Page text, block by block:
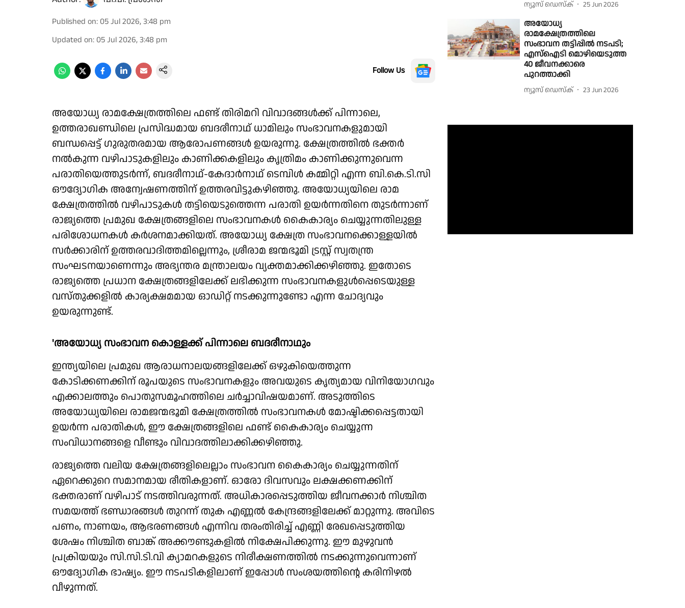
Published on: 05 Jul 2026, 3:48 pm
Updated on: 05 Jul 2026, 3:48 pm
Follow Us
അയോധ്യ രാമക്ഷേത്രത്തിലെ ഫണ്ട് തിരിമറി വിവാദങ്ങള്‍ക്ക് പിന്നാലെ,
ഉത്തരാഖണ്ഡിലെ പ്രസിദ്ധമായ ബദരീനാഥ് ധാമിലും സംഭാവനകളുമായി
ബന്ധപ്പെട്ട് ഗുരുതരമായ ആരോപണങ്ങള്‍ ഉയരുന്നു. ക്ഷേത്രത്തില്‍ ഭക്തര്‍
നല്‍കുന്ന വഴിപാടുകളിലും കാണിക്കകളിലും കൃത്രിമം കാണിക്കുന്നുവെന്ന
പരാതിയെത്തുടര്‍ന്ന്, ബദരീനാഥ്-കേദാര്‍നാഥ് ടെമ്പിള്‍ കമ്മിറ്റി എന്ന ബി.കെ.ടി.സി
ഔദ്യോഗിക അന്വേഷണത്തിന് ഉത്തരവിട്ടുകഴിഞ്ഞു. അയോധ്യയിലെ രാമ
ക്ഷേത്രത്തില്‍ വഴിപാടുകള്‍ തട്ടിയെടുത്തെന്ന പരാതി ഉയര്‍ന്നതിനെ തുടര്‍ന്നാണ്
രാജ്യത്തെ പ്രമുഖ ക്ഷേത്രങ്ങളിലെ സംഭാവനകള്‍ കൈകാര്യം ചെയ്യുന്നതിലുള്ള
പരിശോധനകള്‍ കര്‍ശനമാക്കിയത്. അയോധ്യ ക്ഷേത്ര സംഭാവനക്കൊള്ളയില്‍
സര്‍ക്കാരിന് ഉത്തരവാദിത്തമില്ലെന്നും, ശ്രീരാമ ജന്മഭൂമി ട്രസ്റ്റ് സ്വതന്ത്ര
സംഘടനയാണെന്നും അഭ്യന്തര മന്ത്രാലയം വ്യക്തമാക്കിക്കഴിഞ്ഞു. ഇതോടെ
രാജ്യത്തെ പ്രധാന ക്ഷേത്രങ്ങളിലേക്ക് ലഭിക്കുന്ന സംഭാവനകളുള്‍പ്പെടെയുള്ള
വസ്തുക്കളില്‍ കാര്യക്ഷമമായ ഓഡിറ്റ് നടക്കുന്നുണ്ടോ എന്ന ചോദ്യവും
ഉയരുന്നുണ്ട്.
'അയോധ്യ സംഭാവന കൊള്ളക്ക് പിന്നാലെ ബദരീനാഥും
ഇന്ത്യയിലെ പ്രമുഖ ആരാധനാലയങ്ങളിലേക്ക് ഒഴുകിയെത്തുന്ന
കോടിക്കണക്കിന് രൂപയുടെ സംഭാവനകളും അവയുടെ കൃത്യമായ വിനിയോഗവും
എക്കാലത്തും പൊതുസമൂഹത്തിലെ ചര്‍ച്ചാവിഷയമാണ്. അടുത്തിടെ
അയോധ്യയിലെ രാമജന്മഭൂമി ക്ഷേത്രത്തില്‍ സംഭാവനകള്‍ മോഷ്ടിക്കപ്പെട്ടതായി
ഉയര്‍ന്ന പരാതികള്‍, ഈ ക്ഷേത്രങ്ങളിലെ ഫണ്ട് കൈകാര്യം ചെയ്യുന്ന
സംവിധാനങ്ങളെ വീണ്ടും വിവാദത്തിലാക്കിക്കഴിഞ്ഞു.
രാജ്യത്തെ വലിയ ക്ഷേത്രങ്ങളിലെല്ലാം സംഭാവന കൈകാര്യം ചെയ്യുന്നതിന്
ഏറെക്കുറെ സമാനമായ രീതികളാണ്. ഓരോ ദിവസവും ലക്ഷക്കണക്കിന്
ഭക്തരാണ് വഴിപാട് നടത്തിവരുന്നത്. അധികാരപ്പെടുത്തിയ ജീവനക്കാര്‍ നിശ്ചിത
സമയത്ത് ഭണ്ഡാരങ്ങള്‍ തുറന്ന് തുക എണ്ണല്‍ കേന്ദ്രങ്ങളിലേക്ക് മാറ്റുന്നു. അവിടെ
പണം, നാണയം, ആഭരണങ്ങള്‍ എന്നിവ തരംതിരിച്ച് എണ്ണി രേഖപ്പെടുത്തിയ
ശേഷം നിശ്ചിത ബാങ്ക് അക്കൗണ്ടുകളില്‍ നിക്ഷേപിക്കുന്നു. ഈ മുഴുവന്‍
പ്രക്രിയയും സി.സി.ടി.വി ക്യാമറകളുടെ നിരീക്ഷണത്തില്‍ നടക്കുന്നുവെന്നാണ്
ഔദ്യോഗിക ഭാഷ്യം. ഈ നടപടികളിലാണ് ഇപ്പോള്‍ സംശയത്തിന്റെ കരിനിഴല്‍
വീഴുന്നത്.
ന്യൂസ് ഡെസ്ക് 25 Jun 2026
അയോധ്യ
രാമക്ഷേത്രത്തിലെ
സംഭാവന തട്ടിപ്പിൽ നടപടി;
എസ്ഐടി മൊഴിയെടുത്ത
40 ജീവനക്കാരെ
പുറത്താക്കി
ന്യൂസ് ഡെസ്ക് 23 Jun 2026